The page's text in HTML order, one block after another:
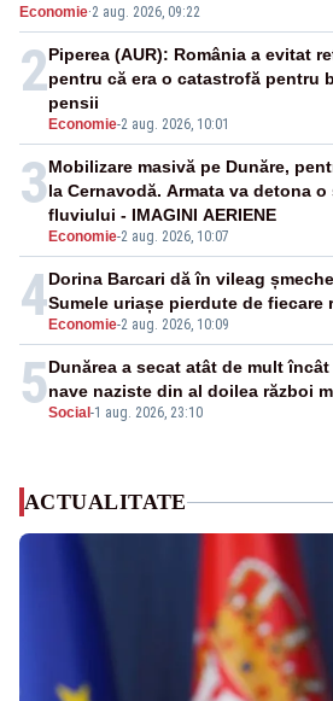
Economie·2 aug. 2026, 09:22
2
Economie-2 aug. 2026, 10:01
Piperea (AUR): România a evitat
pentru că era o catastrofă pentru
pensii
3
Economie-2 aug. 2026, 10:07
Mobilizare masivă pe Dunăre,
la Cernavodă. Armata va detona
fluviului - IMAGINI AERIENE
4 Economie-2 aug. 2026, 10:09
Dorina Barcari dă în vileag
Sumele uriașe pierdute de fiecare
5Social -1 aug. 2026, 23:10
Dunărea a secat atât de mult
nave naziste din al doilea război
ACTUALITATE